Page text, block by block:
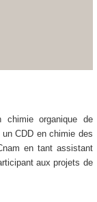
chimie organique de
un CDD en chimie des
en tant assistant
aux projets de